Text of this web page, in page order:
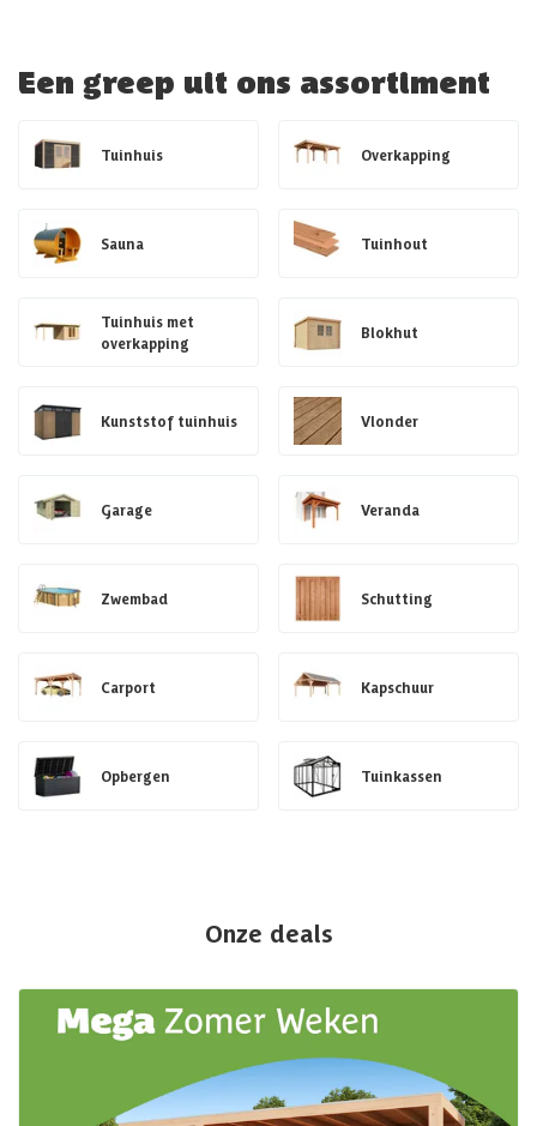
Een greep uit ons assortiment
Tuinhuis Overkapping
Sauna Tuinhout
Tuinhuis met
overkapping
Blokhut
Kunststof tuinhuis Vlonder
Garage Veranda
Zwembad Schutting
Carport Kapschuur
Opbergen Tuinkassen
Onze deals